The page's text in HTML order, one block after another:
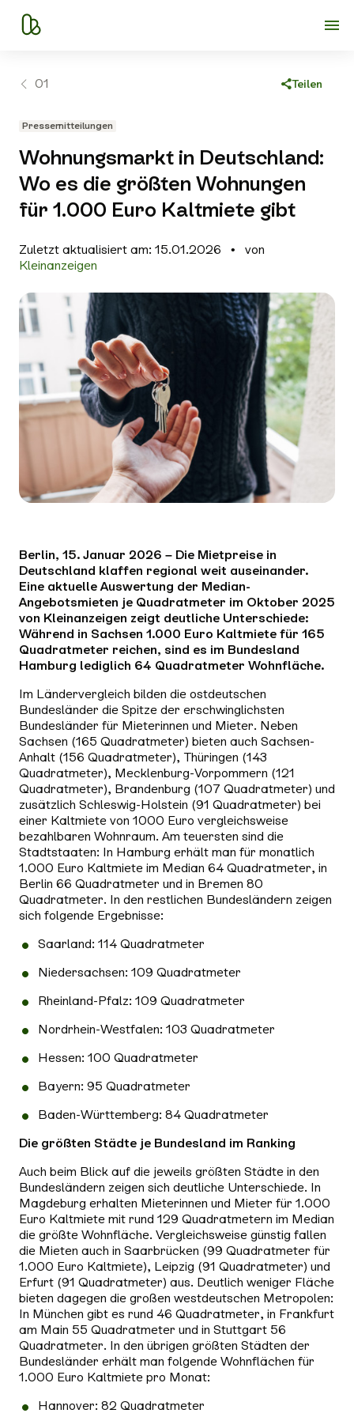
01 Teilen
WhatsApp
Pressemitteilungen
Wohnungsmarkt in Deutschland:
Wo es die größten Wohnungen
für 1.000 Euro Kaltmiete gibt
Zuletzt aktualisiert am: 15.01.2026
von
Kleinanzeigen
Berlin, 15. Januar 2026 – Die Mietpreise in
Deutschland klaffen regional weit auseinander.
Eine aktuelle Auswertung der Median-
Angebotsmieten je Quadratmeter im Oktober 2025
von Kleinanzeigen zeigt deutliche Unterschiede:
Während in Sachsen 1.000 Euro Kaltmiete für 165
Quadratmeter reichen, sind es im Bundesland
Hamburg lediglich 64 Quadratmeter Wohnfläche.
Im Ländervergleich bilden die ostdeutschen
Bundesländer die Spitze der erschwinglichsten
Bundesländer für Mieterinnen und Mieter. Neben
Sachsen (165 Quadratmeter) bieten auch Sachsen-
Anhalt (156 Quadratmeter), Thüringen (143
Quadratmeter), Mecklenburg-Vorpommern (121
Quadratmeter), Brandenburg (107 Quadratmeter) und
zusätzlich Schleswig-Holstein (91 Quadratmeter) bei
einer Kaltmiete von 1000 Euro vergleichsweise
bezahlbaren Wohnraum. Am teuersten sind die
Stadtstaaten: In Hamburg erhält man für monatlich
1.000 Euro Kaltmiete im Median 64 Quadratmeter, in
Berlin 66 Quadratmeter und in Bremen 80
Quadratmeter. In den restlichen Bundesländern zeigen
sich folgende Ergebnisse:
Saarland: 114 Quadratmeter
Niedersachsen: 109 Quadratmeter
Rheinland-Pfalz: 109 Quadratmeter
Nordrhein-Westfalen: 103 Quadratmeter
Hessen: 100 Quadratmeter
Bayern: 95 Quadratmeter
Baden-Württemberg: 84 Quadratmeter
Die größten Städte je Bundesland im Ranking
Auch beim Blick auf die jeweils größten Städte in den
Bundesländern zeigen sich deutliche Unterschiede. In
Magdeburg erhalten Mieterinnen und Mieter für 1.000
Euro Kaltmiete mit rund 129 Quadratmetern im Median
die größte Wohnfläche. Vergleichsweise günstig fallen
die Mieten auch in Saarbrücken (99 Quadratmeter für
1.000 Euro Kaltmiete), Leipzig (91 Quadratmeter) und
Erfurt (91 Quadratmeter) aus. Deutlich weniger Fläche
bieten dagegen die großen westdeutschen Metropolen:
In München gibt es rund 46 Quadratmeter, in Frankfurt
am Main 55 Quadratmeter und in Stuttgart 56
Quadratmeter. In den übrigen größten Städten der
Bundesländer erhält man folgende Wohnflächen für
1.000 Euro Kaltmiete pro Monat:
Hannover: 82 Quadratmeter